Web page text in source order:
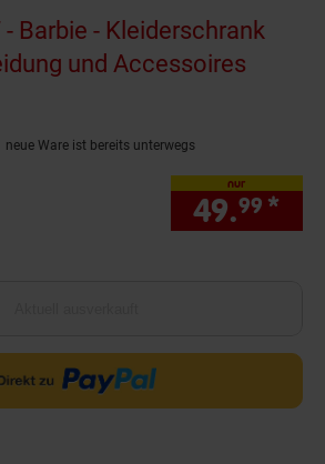
Barbie - Kleiderschrank
und Accessoires
neue Ware ist bereits unterwegs
nur
49.99 *